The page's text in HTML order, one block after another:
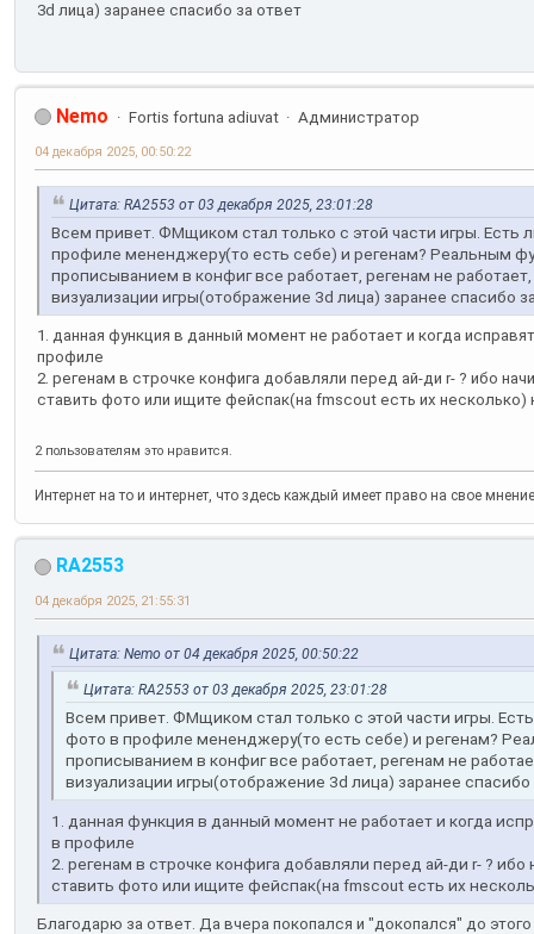
3d лица) заранее спасибо за ответ
Nemo Fortis fortuna adiuvat Администратор
04 декабря 2025, 00:50:22
Цитата: RA2553 от 03 декабря 2025, 23:01:28
Всем привет. ФМщиком стал только с этой части игры.
профиле мененджеру(то есть себе) и регенам? Реальным
прописыванием в конфиг все работает, регенам не
визуализации игры(отображение 3d лица) заранее спасибо
1. данная функция в данный момент не работает и когда
профиле
2. регенам в строчке конфига добавляли перед ай-ди r- ? ибо
ставить фото или ищите фейспак(на fmscout есть их несколько)
2 пользователям это нравится.
Интернет на то и интернет, что здесь каждый имеет право на свое
RA2553
04 декабря 2025, 21:55:31
Цитата: Nemo от 04 декабря 2025, 00:50:22
Цитата: RA2553 от 03 декабря 2025, 23:01:28
Всем привет. ФМщиком стал только с этой части игры.
фото в профиле мененджеру(то есть себе) и регенам?
прописыванием в конфиг все работает, регенам не
визуализации игры(отображение 3d лица) заранее спасибо
1. данная функция в данный момент не работает и когда
в профиле
2. регенам в строчке конфига добавляли перед ай-ди r- ?
ставить фото или ищите фейспак(на fmscout есть их
Благодарю за ответ. Да вчера покопался и "докопался" до